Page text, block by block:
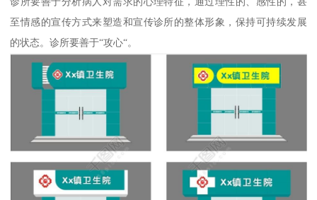
至情感的宣传方式来塑造和宣传诊所的整体形象，保持可持续发展
的状态。诊所要善于“攻心“。